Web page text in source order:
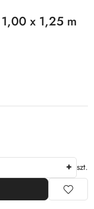
x 1,25 m
szt.